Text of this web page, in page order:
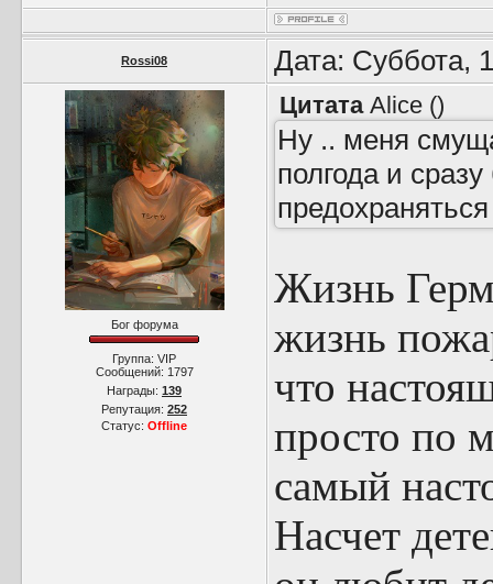
Rossi08 Дата: Суббота,
Бог форума
Группа: VIP
Сообщений: 1797
Награды: 139
Репутация: 252
Статус: Offline
Цитата Alice ()
Ну .. меня
полгода и
Жизнь
жизнь
что
просто по
самый
Насчет